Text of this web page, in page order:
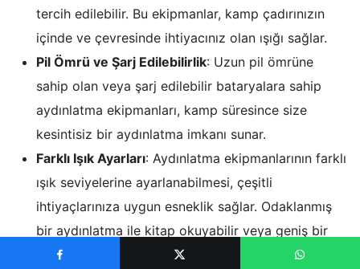
tercih edilebilir. Bu ekipmanlar, kamp çadırınızın
içinde ve çevresinde ihtiyacınız olan ışığı sağlar.
Pil Ömrü ve Şarj Edilebilirlik: Uzun pil ömrüne
sahip olan veya şarj edilebilir bataryalara sahip
aydınlatma ekipmanları, kamp süresince size
kesintisiz bir aydınlatma imkanı sunar.
Farklı Işık Ayarları: Aydınlatma ekipmanlarının farklı
ışık seviyelerine ayarlanabilmesi, çeşitli
ihtiyaçlarınıza uygun esneklik sağlar. Odaklanmış
bir aydınlatma ile kitap okuyabilir veya geniş bir
aydınlatma ile çadır içinde rahatça hareket